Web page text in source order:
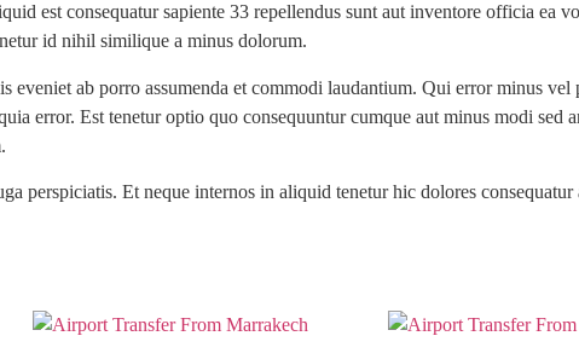
est consequatur sapiente 33 repellendus sunt aut inventore officia ea
id nihil similique a minus dolorum.
eveniet ab porro assumenda et commodi laudantium. Qui error minus
error. Est tenetur optio quo consequuntur cumque aut minus modi
perspiciatis. Et neque internos in aliquid tenetur hic dolores